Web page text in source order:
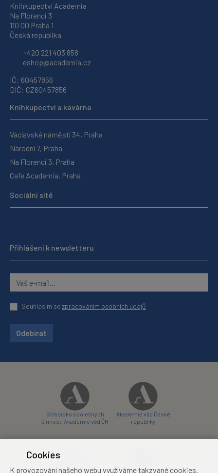
Knihkupectví Academia
Na Florenci 3
110 00 Praha 1
Česká republika
+420 221 403 858
eshop@academia.cz
IČ: 60457856
DIČ: CZ60457856
Knihkupectví a kavárna
Václavské náměstí 34, Praha
Národní 7, Praha
Na Florenci 3, Praha
Cafe Academia, Praha
Sociální sítě
Přihlášení k newsletteru
Souhlasím sezpracováním osobních údajů
Odebírat
Středisko společných
činností Akademie věd ČR
Akademie věd České
republiky
Cookies
K provozování našeho webu využíváme takzvané cookies.